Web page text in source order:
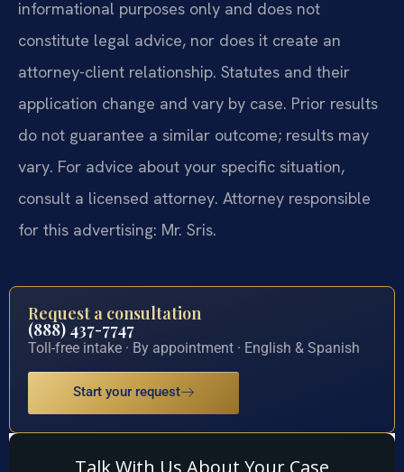
informational purposes only and does not
constitute legal advice, nor does it create an
attorney-client relationship. Statutes and their
application change and vary by case. Prior results
do not guarantee a similar outcome; results may
vary. For advice about your specific situation,
consult a licensed attorney. Attorney responsible
for this advertising: Mr. Sris.
Request a consultation
(888) 437-7747
Toll-free intake · By appointment · English & Spanish
Start your request